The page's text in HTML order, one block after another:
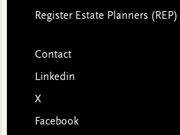
Register Estate Planners (REP)
Contact
Linkedin
X
Facebook